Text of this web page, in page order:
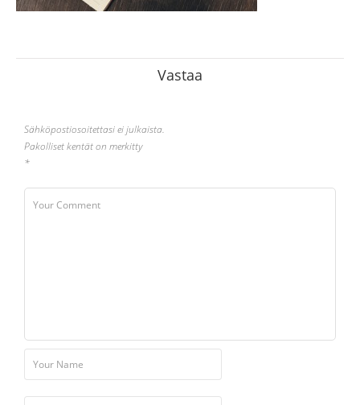
Vastaa
Sähköpostiosoitettasi ei julkaista.
Pakolliset kentät on merkitty
*